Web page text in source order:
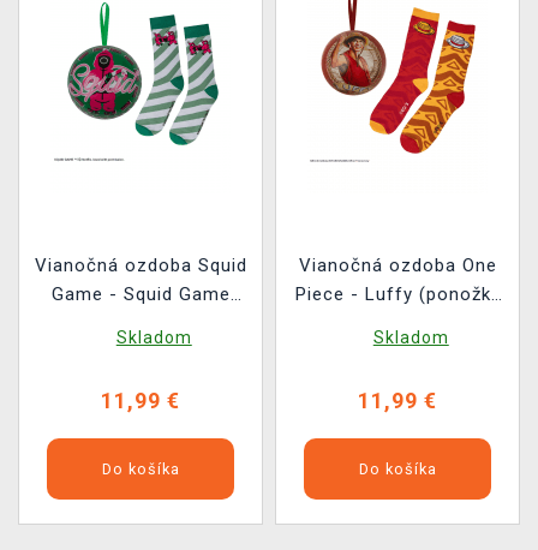
Vianočná ozdoba Squid
Game - Squid Game
Skladom
11,99 €
Do košíka
Vianočná ozdoba One
Piece - Luffy (ponožky
Skladom
11,99 €
Do košíka